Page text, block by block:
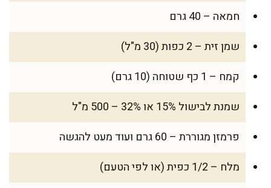
חמאה – 40 גרם
שמן זית – 2 כפות (30 מ"ל)
קמח – 1 כף שטוחה (10 גרם)
שמנת לבישול 15% או 32% – 500 מ"ל
פרמזן מגוררת – 60 גרם ועוד מעט להגשה
מלח – 1/2 כפית (או לפי הטעם)